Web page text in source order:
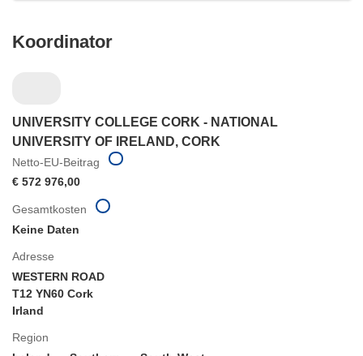
Koordinator
UNIVERSITY COLLEGE CORK - NATIONAL
UNIVERSITY OF IRELAND, CORK
Netto-EU-Beitrag
€ 572 976,00
Adresse
WESTERN ROAD
T12 YN60 Cork
Irland
Region
Gesamtkosten
Keine Daten